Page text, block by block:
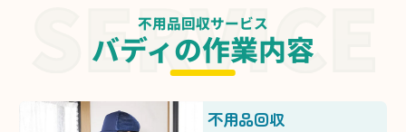
不用品回収サービス
バディの作業内容
不用品回収